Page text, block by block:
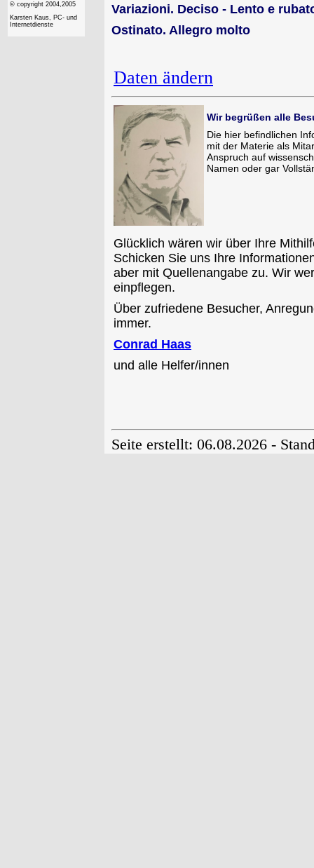
© copyright 2004,2005
Karsten Kaus, PC- und
Internetdienste
Variazioni. Deciso - Lento e
Ostinato. Allegro molto
Daten ändern
Wir begrüßen alle
Die hier befindlichen
mit der Materie als
Anspruch auf
Namen oder gar
Glücklich wären wir über Ihre
Schicken Sie uns Ihre
aber mit Quellenangabe zu. Wir
einpflegen.
Über zufriedene Besucher,
immer.
Conrad Haas
und alle Helfer/innen
Seite erstellt: 06.08.2026 -